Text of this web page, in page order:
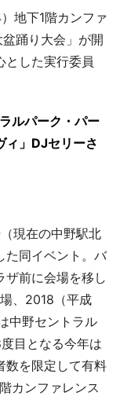
地下1階カンファ
踊り大会」が開
とした実行委員
ルパーク・パー
ィ」DJセリーさ
現在の中野駅北
た同イベント。バ
ザ前に会場を移し
、2018（平成
中野セントラル
目となる今年は
数を限定して有料
カンファレンス